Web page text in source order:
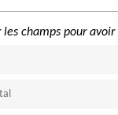
champs pour avoir